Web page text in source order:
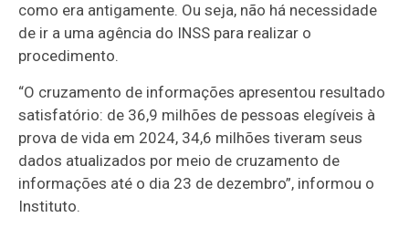
como era antigamente. Ou seja, não há necessidade
de ir a uma agência do INSS para realizar o
procedimento.
“O cruzamento de informações apresentou resultado
satisfatório: de 36,9 milhões de pessoas elegíveis à
prova de vida em 2024, 34,6 milhões tiveram seus
dados atualizados por meio de cruzamento de
informações até o dia 23 de dezembro”, informou o
Instituto.